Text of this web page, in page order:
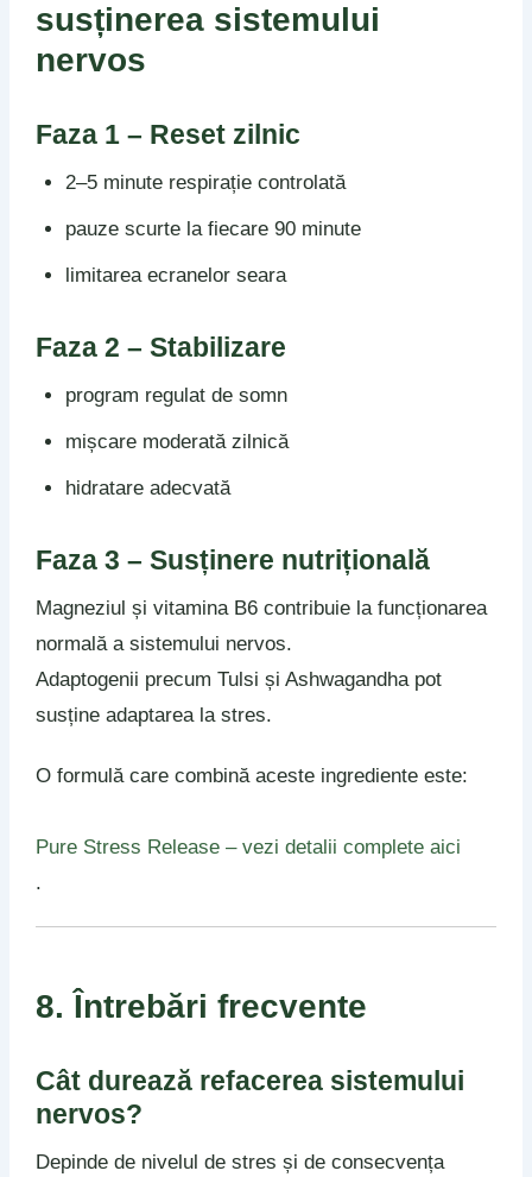
susținerea sistemului
nervos
Faza 1 – Reset zilnic
2–5 minute respirație controlată
pauze scurte la fiecare 90 minute
limitarea ecranelor seara
Faza 2 – Stabilizare
program regulat de somn
mișcare moderată zilnică
hidratare adecvată
Faza 3 – Susținere nutrițională
Magneziul și vitamina B6 contribuie la funcționarea
normală a sistemului nervos.
Adaptogenii precum Tulsi și Ashwagandha pot
susține adaptarea la stres.
O formulă care combină aceste ingrediente este:
Pure Stress Release – vezi detalii complete aici
.
8. Întrebări frecvente
Cât durează refacerea sistemului
nervos?
Depinde de nivelul de stres și de consecvența